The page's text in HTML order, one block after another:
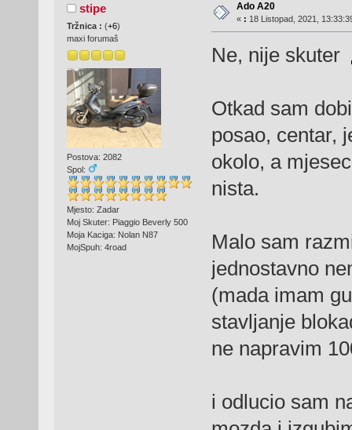
stipe
Tržnica : (+6)
maxi forumaš
Postova: 2082
Spol:
Mjesto: Zadar
Moj Skuter: Piaggio Beverly 500
Moja Kaciga: Nolan N87
MojSpuh: 4road
Ado A20
« : 18 Listopad, 2021,
Ne, nije skuter
Otkad sam
posao, centar,
okolo, a
nista.
Malo sam
jednostavno
(mada imam
stavljanje
ne napravim
i odlucio sam